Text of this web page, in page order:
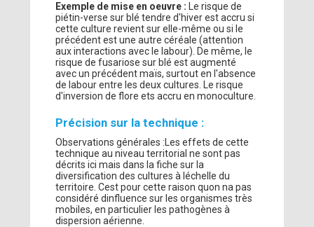
Exemple de mise en oeuvre :
Le risque de
piétin-verse sur blé tendre d'hiver est accru si
cette culture revient sur elle-même ou si le
précédent est une autre céréale (attention
aux interactions avec le labour). De même, le
risque de fusariose sur blé est augmenté
avec un précédent maïs, surtout en l'absence
de labour entre les deux cultures. Le risque
d'inversion de flore ets accru en monoculture.
Précision sur la technique :
Observations générales :Les effets de cette
technique au niveau territorial ne sont pas
décrits ici mais dans la fiche sur la
diversification des cultures à léchelle du
territoire. Cest pour cette raison quon na pas
considéré dinfluence sur les organismes très
mobiles, en particulier les pathogènes à
dispersion aérienne.